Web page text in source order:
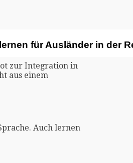
für Ausländer in der
zur Integration in
aus einem
Auch lernen